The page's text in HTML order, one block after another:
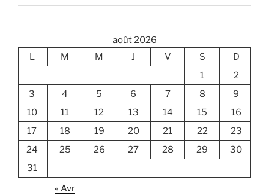
août 2026
L
M M J V S
D
1
2
3
4 5 6 7 8
9
10
11 12 13 14 15
16
17
18 19 20 21 22
23
24
25 26 27 28 29
30
31
« Avr